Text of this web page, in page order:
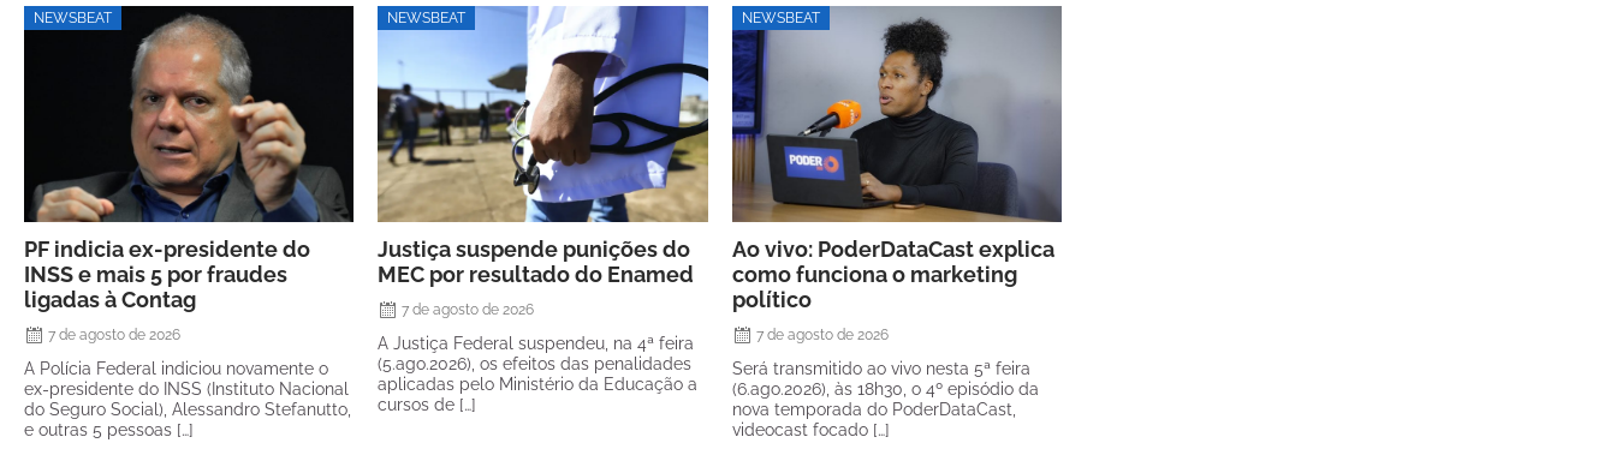
NEWSBEAT
PF indicia ex-presidente do
INSS e mais 5 por fraudes
ligadas à Contag
7 de agosto de 2026
A Polícia Federal indiciou novamente o
ex-presidente do INSS (Instituto Nacional
do Seguro Social), Alessandro Stefanutto,
e outras 5 pessoas […]
NEWSBEAT
Justiça suspende punições do
MEC por resultado do Enamed
7 de agosto de 2026
A Justiça Federal suspendeu, na 4ª feira
(5.ago.2026), os efeitos das penalidades
aplicadas pelo Ministério da Educação a
cursos de […]
NEWSBEAT
Ao vivo: PoderDataCast explica
como funciona o marketing
político
7 de agosto de 2026
Será transmitido ao vivo nesta 5ª feira
(6.ago.2026), às 18h30, o 4º episódio da
nova temporada do PoderDataCast,
videocast focado […]